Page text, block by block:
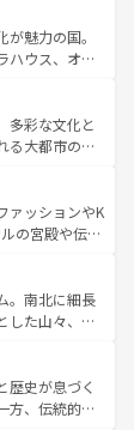
した独特の
る魅力を楽
ることができ
えばオアフ
ウアイ島が
じめ、豊かな
るハワイの
ミュージッ
イの魅力を彩
魅力の国。
ハウス、オー
アーズロッ
の熱帯雨林な
イン、オージ
ィンやダイ
はたまらな
わいつくそ
多彩な文化と
る大都市の台
都市の喧騒
新しい発見と
の食文化も魅
豊かな料理
ンツ一覧を参
ァッションやK
の宮殿や伝統
しむことが
リートフード
には、韓国な
ゆくまで味
はコンテンツ一
。南北に細長
した山々、世
町並みやホ
特の雰囲気を
とおいしさで
歴史が息づく
方、伝統的な